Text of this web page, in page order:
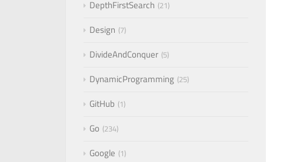
DepthFirstSearch 21
Design 7
DivideAndConquer 5
DynamicProgramming 25
GitHub 1
Go 234
Google 1